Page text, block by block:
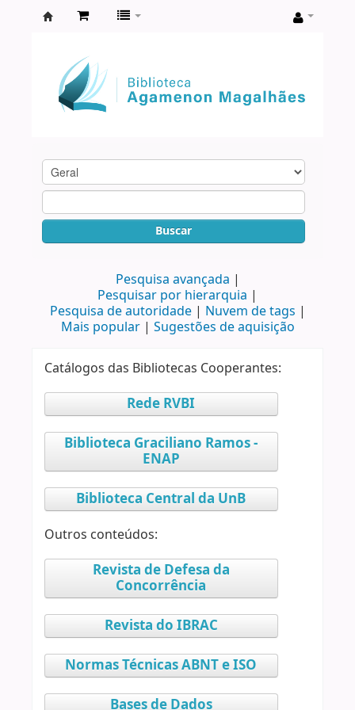
Agamenon
Magalhães
Buscar
Pesquisa avançada
Pesquisar por hierarquia
Pesquisa de autoridade
Nuvem de tags
Mais popular
Sugestões de aquisição
Catálogos das Bibliotecas Cooperantes:
Rede RVBI
Biblioteca Graciliano Ramos -
ENAP
Biblioteca Central da UnB
Outros conteúdos:
Revista de Defesa da
Concorrência
Revista do IBRAC
Normas Técnicas ABNT e ISO
Bases de Dados